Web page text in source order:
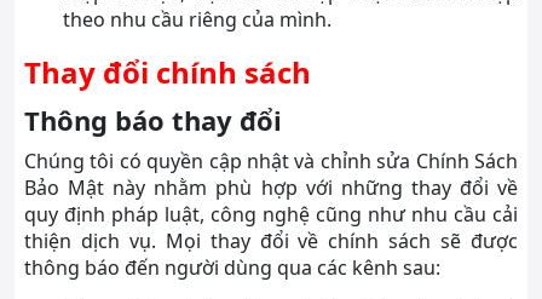
theo nhu cầu riêng của mình.
Thay đổi chính sách
Thông báo thay đổi
Chúng tôi có quyền cập nhật và chỉnh sửa Chính Sách
Bảo Mật này nhằm phù hợp với những thay đổi về
quy định pháp luật, công nghệ cũng như nhu cầu cải
thiện dịch vụ. Mọi thay đổi về chính sách sẽ được
thông báo đến người dùng qua các kênh sau: